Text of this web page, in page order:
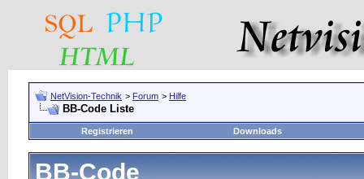
NetVision-Technik > Forum > Hilfe
BB-Code Liste
Registrieren Downloads
BB-Code